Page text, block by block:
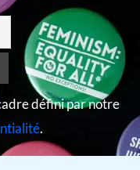
défini par notre
.